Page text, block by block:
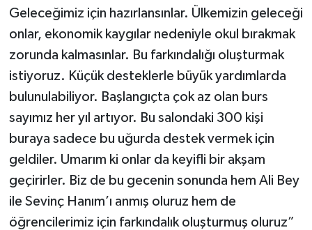
Geleceğimiz için hazırlansınlar. Ülkemizin geleceği
onlar, ekonomik kaygılar nedeniyle okul bırakmak
zorunda kalmasınlar. Bu farkındalığı oluşturmak
istiyoruz. Küçük desteklerle büyük yardımlarda
bulunulabiliyor. Başlangıçta çok az olan burs
sayımız her yıl artıyor. Bu salondaki 300 kişi
buraya sadece bu uğurda destek vermek için
geldiler. Umarım ki onlar da keyifli bir akşam
geçirirler. Biz de bu gecenin sonunda hem Ali Bey
ile Sevinç Hanım’ı anmış oluruz hem de
öğrencilerimiz için farkındalık oluşturmuş oluruz”